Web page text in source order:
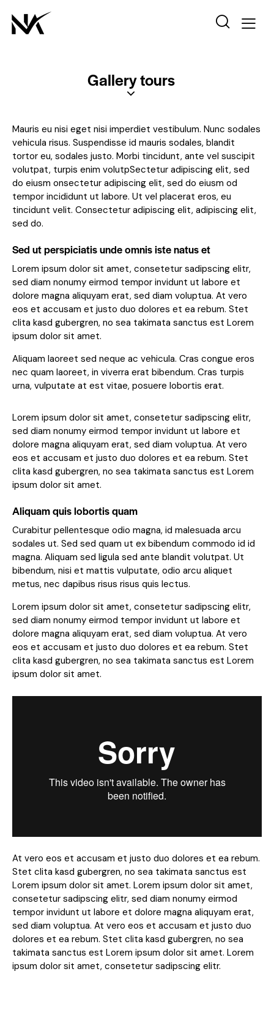
Gallery tours
Mauris eu nisi eget nisi imperdiet vestibulum. Nunc sodales
vehicula risus. Suspendisse id mauris sodales, blandit
tortor eu, sodales justo. Morbi tincidunt, ante vel suscipit
volutpat, turpis enim volutpSectetur adipiscing elit, sed
do eiusm onsectetur adipiscing elit, sed do eiusm od
tempor incididunt ut labore. Ut vel placerat eros, eu
tincidunt velit. Consectetur adipiscing elit, adipiscing elit,
sed do.
Sed ut perspiciatis unde omnis iste natus et
Lorem ipsum dolor sit amet, consetetur sadipscing elitr,
sed diam nonumy eirmod tempor invidunt ut labore et
dolore magna aliquyam erat, sed diam voluptua. At vero
eos et accusam et justo duo dolores et ea rebum. Stet
clita kasd gubergren, no sea takimata sanctus est Lorem
ipsum dolor sit amet.
Aliquam laoreet sed neque ac vehicula. Cras congue eros
nec quam laoreet, in viverra erat bibendum. Cras turpis
urna, vulputate at est vitae, posuere lobortis erat.
Lorem ipsum dolor sit amet, consetetur sadipscing elitr,
sed diam nonumy eirmod tempor invidunt ut labore et
dolore magna aliquyam erat, sed diam voluptua. At vero
eos et accusam et justo duo dolores et ea rebum. Stet
clita kasd gubergren, no sea takimata sanctus est Lorem
ipsum dolor sit amet.
Aliquam quis lobortis quam
Curabitur pellentesque odio magna, id malesuada arcu
sodales ut. Sed sed quam ut ex bibendum commodo id id
magna. Aliquam sed ligula sed ante blandit volutpat. Ut
bibendum, nisi et mattis vulputate, odio arcu aliquet
metus, nec dapibus risus risus quis lectus.
Lorem ipsum dolor sit amet, consetetur sadipscing elitr,
sed diam nonumy eirmod tempor invidunt ut labore et
dolore magna aliquyam erat, sed diam voluptua. At vero
eos et accusam et justo duo dolores et ea rebum. Stet
clita kasd gubergren, no sea takimata sanctus est Lorem
ipsum dolor sit amet.
At vero eos et accusam et justo duo dolores et ea rebum.
Stet clita kasd gubergren, no sea takimata sanctus est
Lorem ipsum dolor sit amet. Lorem ipsum dolor sit amet,
consetetur sadipscing elitr, sed diam nonumy eirmod
tempor invidunt ut labore et dolore magna aliquyam erat,
sed diam voluptua. At vero eos et accusam et justo duo
dolores et ea rebum. Stet clita kasd gubergren, no sea
takimata sanctus est Lorem ipsum dolor sit amet. Lorem
ipsum dolor sit amet, consetetur sadipscing elitr.